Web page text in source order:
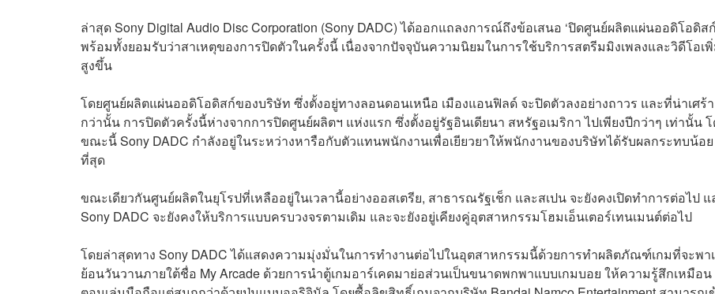
ล่าสุด Sony Digital Audio Disc Corporation (Sony DADC) ได้ออกแถลงการณ์ถึงข้อเสนอ ‘ปิดศูนย์ผลิตแผ่นออดิโอดิสก์
พร้อมทั้งยอมรับว่าสาเหตุของการปิดตัวในครั้งนี้ เนื่องจากปัจจุบันความนิยมในการใช้บริการสตรีมมิงเพลงและวิดีโอเ
สูงขึ้น
โดยศูนย์ผลิตแผ่นออดิโอดิสก์ของบริษัท ซึ่งตั้งอยู่ทางลอนดอนเหนือ เมืองแอนฟิลด์ จะปิดตัวลงอย่างถาวร และที่น่าเศร้า
กว่านั้น การปิดตัวครั้งนี้ห่างจากการปิดศูนย์ผลิตฯ แห่งแรก ซึ่งตั้งอยู่รัฐอินเดียนา สหรัฐอเมริกา ไปเพียงปีกว่าๆ เท่านั้น
ขณะนี้ Sony DADC กำลังอยู่ในระหว่างหารือกับตัวแทนพนักงานเพื่อเยียวยาให้พนักงานของบริษัทได้รับผลกระทบน้อย
ที่สุด
ขณะเดียวกันศูนย์ผลิตในยุโรปที่เหลืออยู่ในเวลานี้อย่างออสเตรีย, สาธารณรัฐเช็ก และสเปน จะยังคงเปิดทำการต่อไป แ
Sony DADC จะยังคงให้บริการแบบครบวงจรตามเดิม และจะยังอยู่เคียงคู่อุตสาหกรรมโฮมเอ็นเตอร์เทนเมนต์ต่อไป
โดยล่าสุดทาง Sony DADC ได้แสดงความมุ่งมั่นในการทำงานต่อไปในอุตสาหกรรมนี้ด้วยการทำผลิตภัณฑ์เกมที่จะพา
ย้อนวันวานภายใต้ชื่อ My Arcade ด้วยการนำตู้เกมอาร์เคดมาย่อส่วนเป็นขนาดพกพาแบบเกมบอย ให้ความรู้สึกเหมือน